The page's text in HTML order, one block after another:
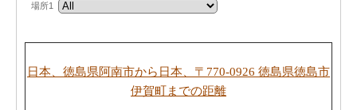
場所1
日本、徳島県阿南市から日本、〒770-0926 徳島県徳島市
伊賀町までの距離